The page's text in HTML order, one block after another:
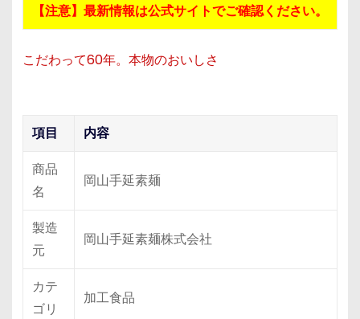
【注意】最新情報は公式サイトでご確認ください。
こだわって60年。本物のおいしさ
項目
内容
商品
名
岡山手延素麺
製造
元
岡山手延素麺株式会社
カテ
ゴリ
加工食品